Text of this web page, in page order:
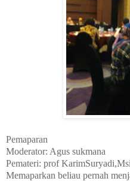
Pemaparan
Moderator: Agus sukmana
Pemateri: prof KarimSuryadi,Msi
Memaparkan beliau pernah